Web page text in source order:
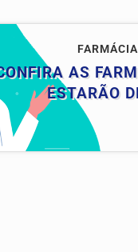
AS
ESTARÃO